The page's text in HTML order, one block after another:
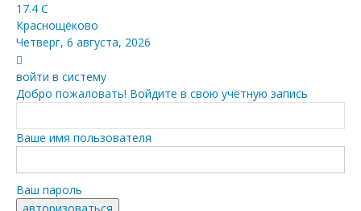
17.4 C
Краснощёково
Четверг, 6 августа, 2026
войти в систему
Добро пожаловать! Войдите в свою учётную запись
Ваше имя пользователя
Ваш пароль